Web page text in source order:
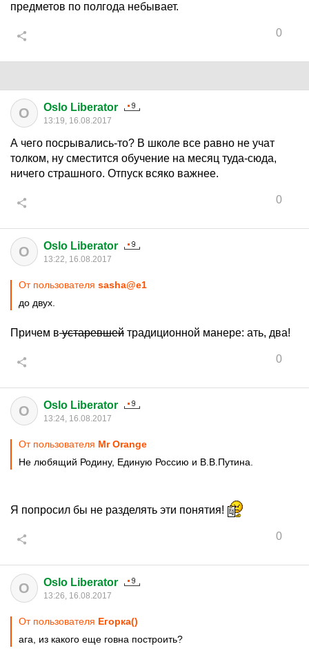
предметов по полгода небывает.
0
O Oslo Liberator
13:19, 16.08.2017
А чего посрывались-то? В школе все равно не учат
толком, ну сместится обучение на месяц туда-сюда,
ничего страшного. Отпуск всяко важнее.
0
O Oslo Liberator
13:22, 16.08.2017
От пользователя sasha@e1
до двух.
Причем вустаревшей традиционной манере: ать, два!
0
O Oslo Liberator
13:24, 16.08.2017
От пользователя Мr Orange
Не любящий Родину, Единую Россию и В.В.Путина.
Я попросил бы не разделять эти понятия!
0
O Oslo Liberator
13:26, 16.08.2017
От пользователя Егорка()
ага, из какого еще говна построить?